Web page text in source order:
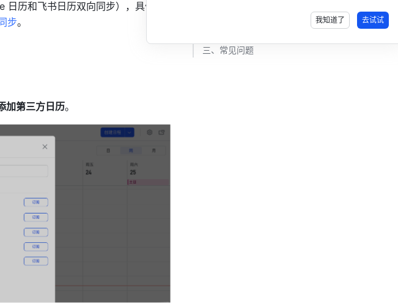
我知道了 去试试
日历和飞书 日历双向同步），具体信
步。
加第三方日历。
三、常见问题​